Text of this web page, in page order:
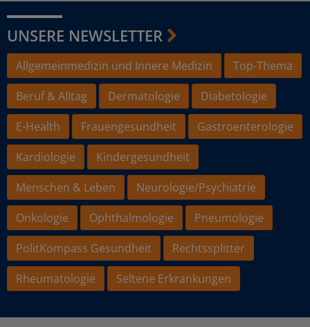
UNSERE NEWSLETTER
Allgemeinmedizin und Innere Medizin
Top-Thema
Beruf & Alltag
Dermatologie
Diabetologie
E-Health
Frauengesundheit
Gastroenterologie
Kardiologie
Kindergesundheit
Menschen & Leben
Neurologie/Psychiatrie
Onkologie
Ophthalmologie
Pneumologie
PolitKompass Gesundheit
Rechtssplitter
Rheumatologie
Seltene Erkrankungen